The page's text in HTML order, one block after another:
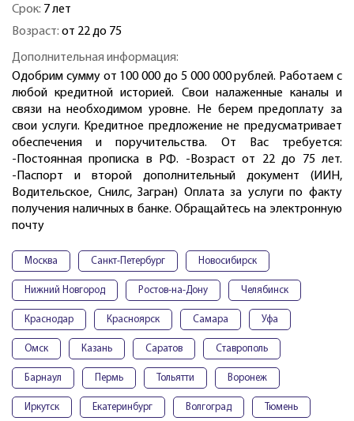
Срок: 7 лет
Возраст: от 22 до 75
Дополнительная информация:
Одобрим сумму от 100 000 до 5 000 000 рублей. Работаем с
любой кредитной историей. Свои налаженные каналы и
связи на необходимом уровне. Не берем предоплату за
свои услуги. Кредитное предложение не предусматривает
обеспечения и поручительства. От Вас требуется:
-Постоянная прописка в РФ. -Возраст от 22 до 75 лет.
-Паспорт и второй дополнительный документ (ИИН,
Водительское, Снилс, Загран) Оплата за услуги по факту
получения наличных в банке. Обращайтесь на электронную
почту
Москва Санкт-Петербург Новосибирск
Нижний Новгород Ростов-на-Дону Челябинск
Краснодар Красноярск Самара Уфа
Омск Казань Саратов Ставрополь
Барнаул Пермь Тольятти Воронеж
Иркутск Екатеринбург Волгоград Тюмень